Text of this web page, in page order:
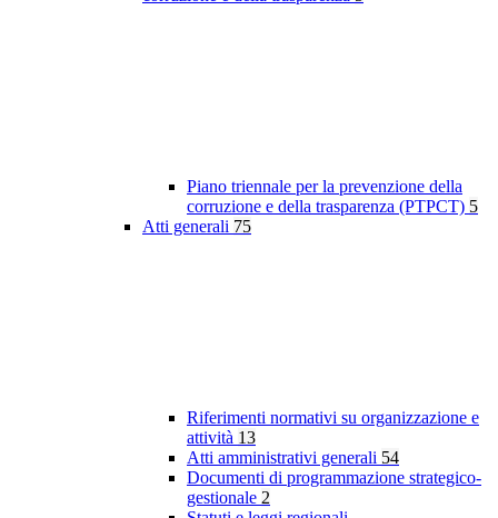
Piano triennale per la prevenzione della
corruzione e della trasparenza (PTPCT) 5
Atti generali 75
Riferimenti normativi su organizzazione e
attività 13
Atti amministrativi generali 54
Documenti di programmazione strategico-
gestionale 2